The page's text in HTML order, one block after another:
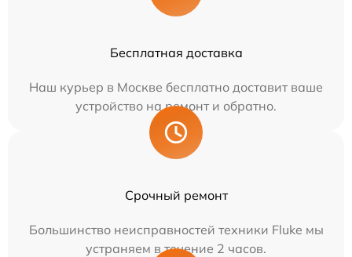
Бесплатная доставка
Наш курьер в Москве бесплатно доставит ваше
устройство на ремонт и обратно.
Срочный ремонт
Большинство неисправностей техники Fluke мы
устраняем в течение 2 часов.